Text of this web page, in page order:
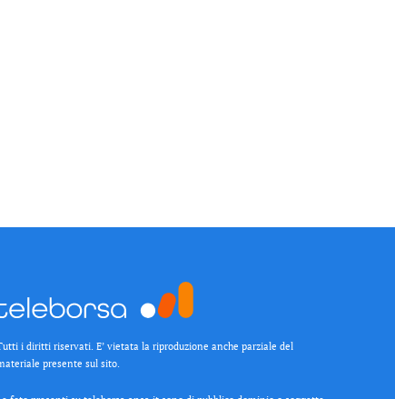
i diritti riservati. E’ vietata la riproduzione anche parziale del
presente sul sito.